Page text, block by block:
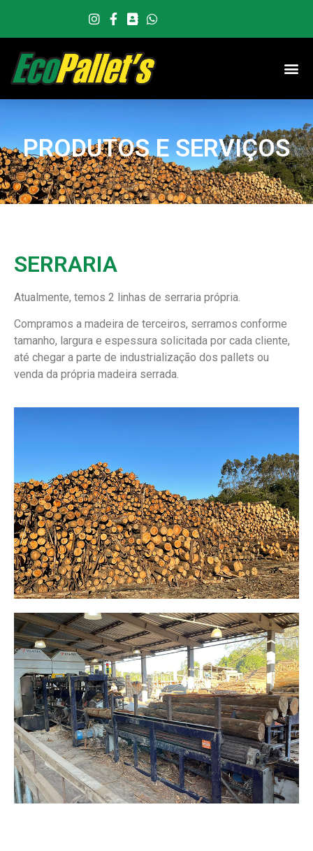
PRODUTOS E SERVIÇOS
SERRARIA
Atualmente, temos 2 linhas de serraria própria.
Compramos a madeira de terceiros, serramos conforme
tamanho, largura e espessura solicitada por cada cliente,
até chegar a parte de industrialização dos pallets ou
venda da própria madeira serrada.